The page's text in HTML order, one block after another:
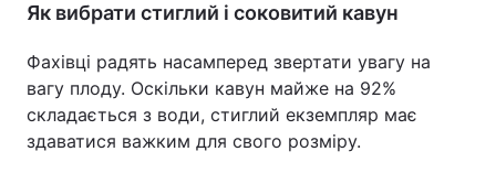
Як вибрати стиглий і соковитий кавун
Фахівці радять насамперед звертати увагу на
вагу плоду. Оскільки кавун майже на 92%
складається з води, стиглий екземпляр має
здаватися важким для свого розміру.